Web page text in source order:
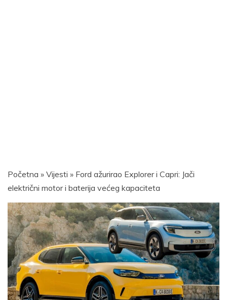
Početna » Vijesti » Ford ažurirao Explorer i Capri: Jači
električni motor i baterija većeg kapaciteta